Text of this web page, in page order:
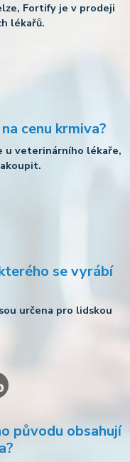
Fortify je v prodeji
lékařů.
cenu krmiva?
u veterinárního lékaře,
se vyrábí
určena pro lidskou
původu obsahují